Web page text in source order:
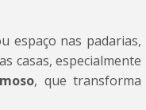
espaço nas padarias,
casas, especialmente
, que transforma